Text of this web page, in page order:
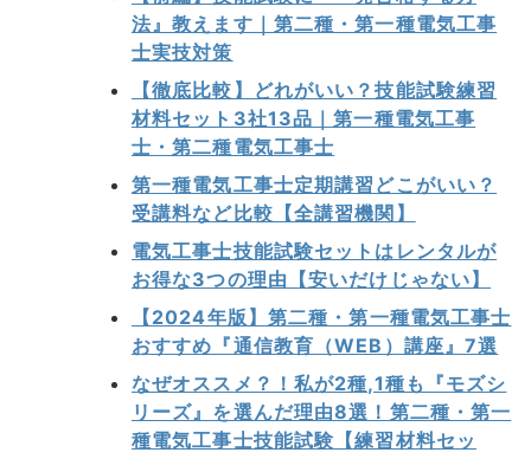
法』教えます｜第二種・第一種電気工事
士実技対策
【徹底比較】どれがいい？技能試験練習
材料セット3社13品｜第一種電気工事
士・第二種電気工事士
第一種電気工事士定期講習どこがいい？
受講料など比較【全講習機関】
電気工事士技能試験セットはレンタルが
お得な3つの理由【安いだけじゃない】
【2024年版】第二種・第一種電気工事士
おすすめ『通信教育（WEB）講座』7選
なぜオススメ？！私が2種,1種も『モズシ
リーズ』を選んだ理由8選！第二種・第一
種電気工事士技能試験【練習材料セッ